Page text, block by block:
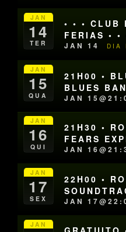
JAN
14
TER
• • • CLUB
FERIAS • •
JAN 14 DIA
JAN
15
QUA
21H00 •
BLUES
JAN
JAN
16
QUI
21H30 •
FEARS
JAN
JAN
17
SEX
22H00 •
JAN
JAN